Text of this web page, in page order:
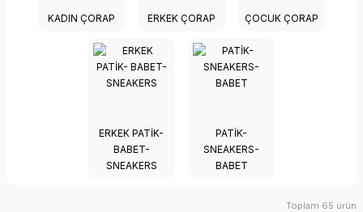
KADIN ÇORAP ERKEK ÇORAP ÇOCUK ÇORAP
ERKEK PATIK-
BABET-
SNEAKERS
PATIK-
SNEAKERS-
BABET
Toplam 65 ürün